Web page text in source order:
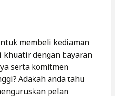
membeli kediaman
khuatir dengan bayaran
serta komitmen
Adakah anda tahu
pelan